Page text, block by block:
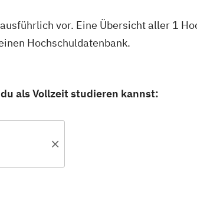
vor. Eine Übersicht aller 1
Hochschuldatenbank.
als Vollzeit studieren kannst: